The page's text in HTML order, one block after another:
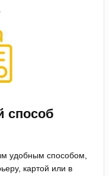
способ
удобным способом,
картой или в